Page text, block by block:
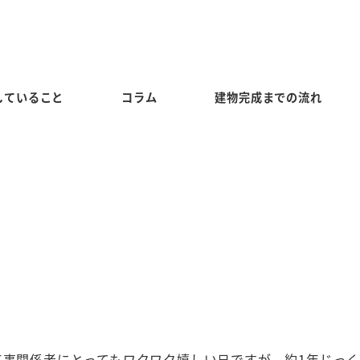
いること コラム 建物完成までの流れ